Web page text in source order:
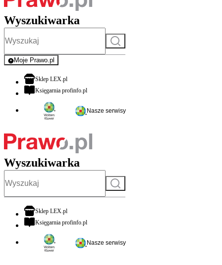
Wyszukiwarka
Szukaj
Moje Prawo.pl
- rejestracja i logowanie do serwisu
Sklep LEX.plotwiera się w nowej karcie
Księgarnia profinfo.plotwiera się w nowej karcie
Nasze serwisy
Wyszukiwarka
Szukaj
Sklep LEX.plotwiera się w nowej karcie
Księgarnia profinfo.plotwiera się w nowej karcie
Nasze serwisy